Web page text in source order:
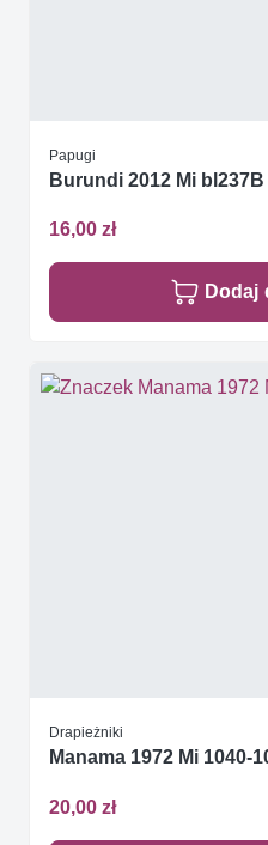
Papugi
Burundi 2012 Mi
16,00 zł
Dodaj
Drapieżniki
Manama 1972 Mi 1040-
20,00 zł